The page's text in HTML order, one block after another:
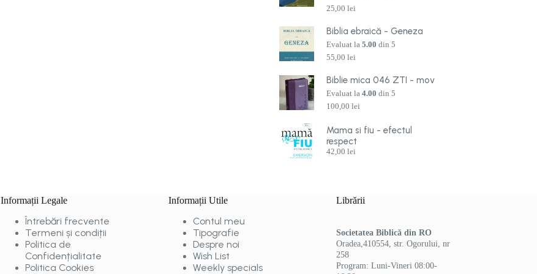
25,00lei
Biblia ebraică - Geneza
Evaluat la5.00 din 5
55,00lei
Biblie mica 046 ZTI - mov
Evaluat la4.00 din 5
100,00lei
Mama si fiu - efectul
respect
42,00lei
Informații Legale
Întrebări frecvente
Termeni și condiții
Politica de
Confidențialitate
Politica Cookies
Informații Utile
Contul meu
Tipografie
Despre noi
Wish List
Weekly specials
Librării
Societatea Biblică din RO
Oradea,410554, str. Ogorului, nr
258
Program: Luni-Vineri 08:00-